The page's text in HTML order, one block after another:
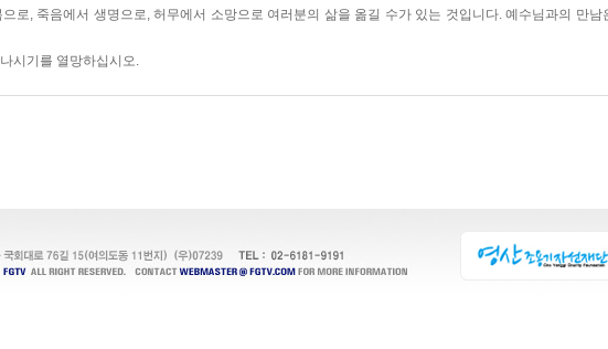
로, 죽음에서 생명으로, 허무에서 소망으로 여러분의 삶을 옮길 수가 있는 것입니다. 예수님과의 만남
시기를 열망하십시오.